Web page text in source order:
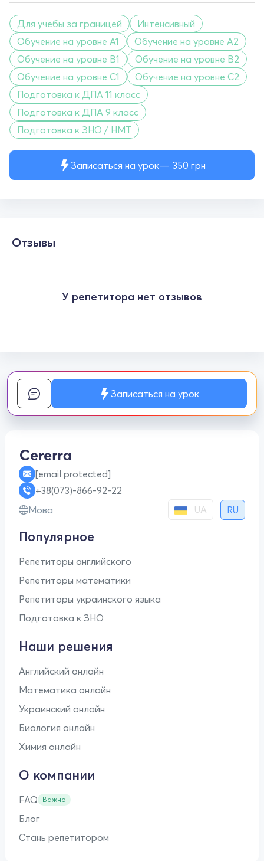
Записаться на урок 350 грн
Для учебы за границей
Интенсивный
Обучение на уровне A1
Обучение на уровне A2
Обучение на уровне B1
Обучение на уровне B2
Обучение на уровне C1
Обучение на уровне C2
Подготовка к ДПА 11 класс
Подготовка к ДПА 9 класс
Подготовка к ЗНО / НМТ
Отзывы
У репетитора нет отзывов
Записаться на урок
[email protected]
+38(073)-866-92-22
Мова
UA RU
Популярное
Репетиторы английского
Репетиторы математики
Репетиторы украинского языка
Подготовка к ЗНО
Наши решения
Английский онлайн
Математика онлайн
Украинский онлайн
Биология онлайн
Химия онлайн
О компании
FAQ Важно
Блог
Стань репетитором